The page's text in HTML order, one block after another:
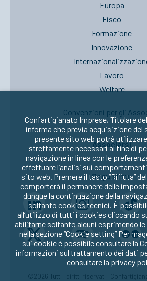
Europa
Fisco
Formazione
Innovazione
Lavoro
Welfare
Convenzioni per gli
Associarsi
Seguici su:
©2026 Tutti i diritti riservati |
Confartigianato Imprese, Titolare
informa che previa acquisizione del
presente sito web potrà
strettamente necessari al fine di
navigazione in linea con le
effettuare l’analisi sui
sito web. Premere il tasto “Rifiuta”
comporterà il permanere delle
dunque la continuazione della
soltanto cookies tecnici. È
all’utilizzo di tutti i cookies cliccando
abilitarne soltanto alcuni esprimendo
nella sezione “Cookie setting” Per
sui cookie è possibile consultare la
informazioni sul trattamento dei dati
consultare la privacy